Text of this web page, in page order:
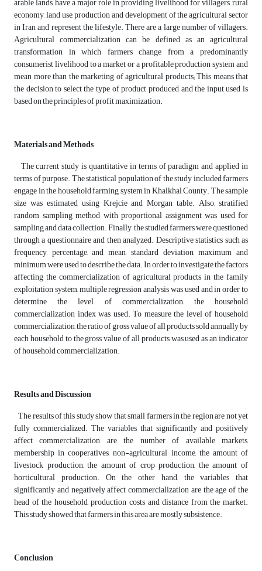
economy, land use, production and development of the agricultural sector
in Iran and represent the lifestyle. There are a large number of villagers.
Agricultural commercialization can be defined as an agricultural
transformation in which farmers change from a predominantly
consumerist livelihood to a market or a profitable production system and
mean more than the marketing of agricultural products; This means that
the decision to select the type of product produced and the input used is
based on the principles of profit maximization.
Materials and Methods
The current study is quantitative in terms of paradigm and applied in
terms of purpose. The statistical population of the study included farmers
engage in the household farming system in Khalkhal County. The sample
size was estimated using Krejcie and Morgan table. Also, stratified
random sampling method with proportional assignment was used for
sampling and data collection. Finally, the studied farmers were questioned
through a questionnaire and then analyzed. Descriptive statistics such as
frequency, percentage, and mean, standard deviation, maximum and
minimum were used to describe the data. In order to investigate the factors
affecting the commercialization of agricultural products in the family
exploitation system, multiple regression analysis was used and in order to
determine the level of commercialization, the household
commercialization index was used. To measure the level of household
commercialization, the ratio of gross value of all products sold annually by
each household to the gross value of all products was used as an indicator
of household commercialization.
Results and Discussion
The results of this study show that small farmers in the region are not yet
fully commercialized. The variables that significantly and positively
affect commercialization are the number of available markets,
membership in cooperatives, non-agricultural income, the amount of
livestock production, the amount of crop production, the amount of
horticultural production. On the other hand, the variables that
significantly and negatively affect commercialization are the age of the
head of the household, production costs and distance from the market.
This study showed that farmers in this area are mostly subsistence.
Conclusion